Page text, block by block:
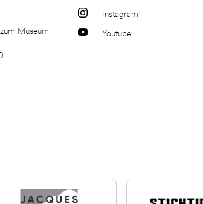
Museum
Instagram
Youtube